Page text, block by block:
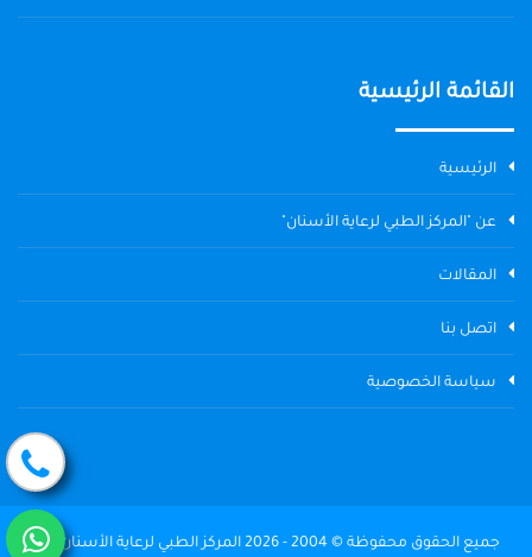
القائمة الرئيسية
الرئيسية
عن "المركز الطبي لرعاية الأسنان"
المقالات
اتصل بنا
سياسة الخصوصية
جميع الحقوق محفوظة © 2004 - 2026 المركز الطبي لرعاية الأسنان The